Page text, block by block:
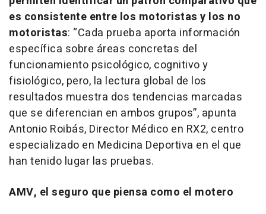
es consistente entre los motoristas y los no
motoristas: “Cada prueba aporta información
específica sobre áreas concretas del
funcionamiento psicológico, cognitivo y
fisiológico, pero, la lectura global de los
resultados muestra dos tendencias marcadas
que se diferencian en ambos grupos”, apunta
Antonio Roibás, Director Médico en RX2, centro
especializado en Medicina Deportiva en el que
han tenido lugar las pruebas.
AMV, el seguro que piensa como el motero